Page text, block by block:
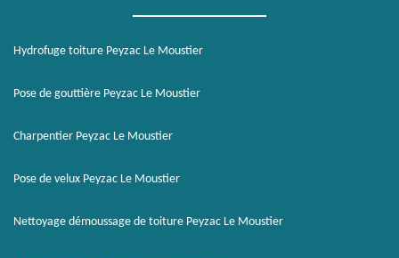
Hydrofuge toiture Peyzac Le Moustier
Pose de gouttière Peyzac Le Moustier
Charpentier Peyzac Le Moustier
Pose de velux Peyzac Le Moustier
Nettoyage démoussage de toiture Peyzac Le Moustier